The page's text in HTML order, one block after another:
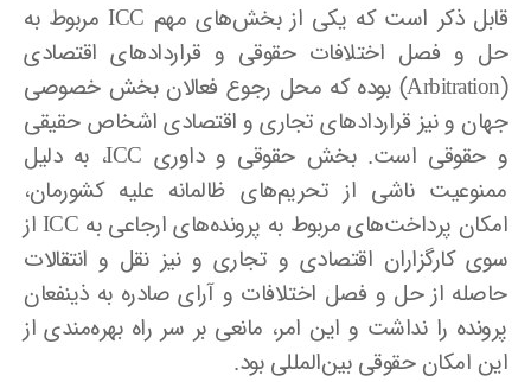
قابل ذکر است که یکی از بخش‌های مهم ICCمربوط به
حل و فصل اختلافات حقوقی و قراردادهای اقتصادی
(
Arbitration) بوده که محل رجوع فعالان بخش خصوصی
جهان و نیز قراردادهای تجاری و اقتصادی اشخاص حقیقی
و حقوقی است. بخش حقوقی و داوری ICC، به دلیل
ممنوعیت ناشی از تحریم‌های ظالمانه علیه کشورمان،
امکان پرداخت‌های مربوط به پرونده‌های ارجاعی به ICC از
سوی کارگزاران اقتصادی و تجاری و نیز نقل و انتقالات
حاصله از حل و فصل اختلافات و آرای صادره به ذینفعان
پرونده را نداشت و این امر، مانعی بر سر راه بهره‌مندی از
این امکان حقوقی بین‌المللی بود.